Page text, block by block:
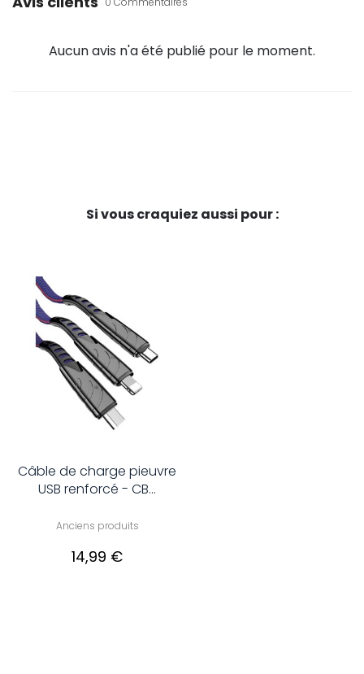
Aucun avis n'a été publié pour le moment.
Si vous craquiez aussi pour :
Câble de charge pieuvre
USB renforcé - CB...
Anciens produits
14,99 €